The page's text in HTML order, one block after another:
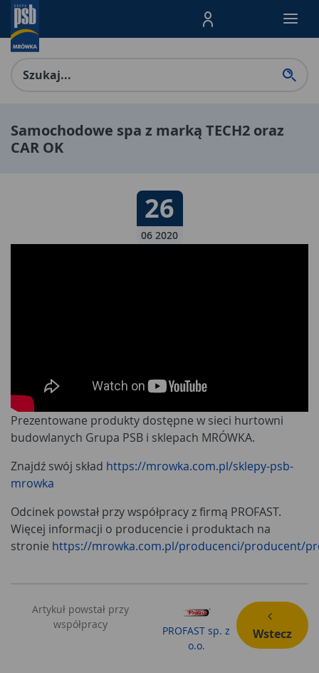
Menu Produktów,
Samochodowe spa z marką TECH2 oraz
CAR OK
Data publikacji:
26
06 2020
Prezentowane produkty dostępne w sieci hurtowni
budowlanych Grupa PSB i sklepach MRÓWKA.
Znajdź swój skład https://mrowka.com.pl/sklepy-psb-
mrowka
Odcinek powstał przy współpracy z firmą PROFAST.
Więcej informacji o producencie i produktach na
stronie https://mrowka.com.pl/producenci/producent/
Artykuł powstał przy
współpracy
PROFAST sp. z
o.o.
Wstecz